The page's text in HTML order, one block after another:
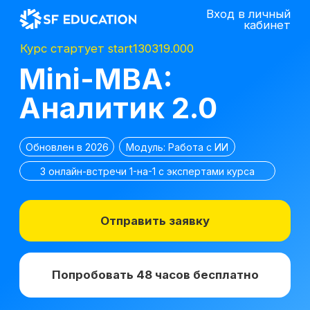
Вход в личный
кабинет
Обновлен в 2026 Модуль: Работа с ИИ
Mini-MBA:
Аналитик 2.0
Отправить заявку
*
ДПО в 2021 г.
2 место в номинации